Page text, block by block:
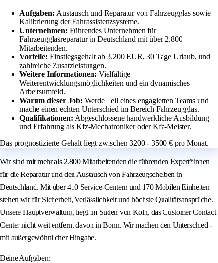
Aufgaben: Austausch und Reparatur von Fahrzeugglas sowie
Kalibrierung der Fahrassistenzsysteme.
Unternehmen: Führendes Unternehmen für
Fahrzeugglasreparatur in Deutschland mit über 2.800
Mitarbeitenden.
Vorteile: Einstiegsgehalt ab 3.200 EUR, 30 Tage Urlaub, und
zahlreiche Zusatzleistungen.
Weitere Informationen: Vielfältige
Weiterentwicklungsmöglichkeiten und ein dynamisches
Arbeitsumfeld.
Warum dieser Job: Werde Teil eines engagierten Teams und
mache einen echten Unterschied im Bereich Fahrzeugglas.
Qualifikationen: Abgeschlossene handwerkliche Ausbildung
und Erfahrung als Kfz-Mechatroniker oder Kfz-Meister.
Das prognostizierte Gehalt liegt zwischen 3200 - 3500 € pro Monat.
Wir sind mit mehr als 2.800 Mitarbeitenden die führenden Expert*innen
für die Reparatur und den Austausch von Fahrzeugscheiben in
Deutschland. Mit über 410 Service-Centern und 170 Mobilen Einheiten
stehen wir für Sicherheit, Verlässlichkeit und höchste Qualitätsansprüche.
Unsere Hauptverwaltung liegt im Süden von Köln, das Customer Contact
Center nicht weit entfernt davon in Bonn. Wir machen den Unterschied -
mit außergewöhnlicher Hingabe.
Deine Aufgaben: